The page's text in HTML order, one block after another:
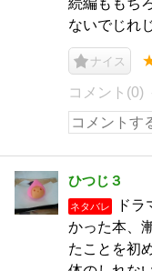
続編ももち
ないでじれ
ナイス
コメント(0)
ひつじ３
ネタバレ
ド
かった本、
たことを初